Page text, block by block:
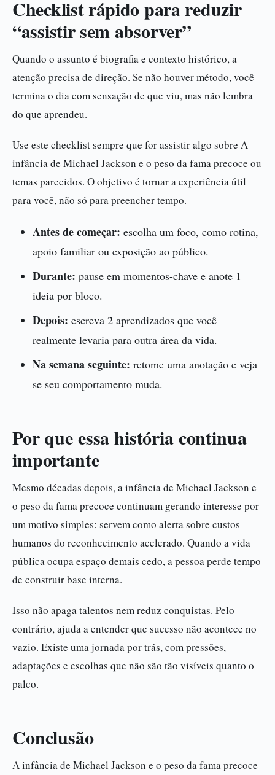
Checklist rápido para reduzir
“assistir sem absorver”
Quando o assunto é biografia e contexto histórico, a
atenção precisa de direção. Se não houver método, você
termina o dia com sensação de que viu, mas não lembra
do que aprendeu.
Use este checklist sempre que for assistir algo sobre A
infância de Michael Jackson e o peso da fama precoce ou
temas parecidos. O objetivo é tornar a experiência útil
para você, não só para preencher tempo.
Antes de começar: escolha um foco, como rotina,
apoio familiar ou exposição ao público.
Durante: pause em momentos-chave e anote 1
ideia por bloco.
Depois: escreva 2 aprendizados que você
realmente levaria para outra área da vida.
Na semana seguinte: retome uma anotação e veja
se seu comportamento muda.
Por que essa história continua
importante
Mesmo décadas depois, a infância de Michael Jackson e
o peso da fama precoce continuam gerando interesse por
um motivo simples: servem como alerta sobre custos
humanos do reconhecimento acelerado. Quando a vida
pública ocupa espaço demais cedo, a pessoa perde tempo
de construir base interna.
Isso não apaga talentos nem reduz conquistas. Pelo
contrário, ajuda a entender que sucesso não acontece no
vazio. Existe uma jornada por trás, com pressões,
adaptações e escolhas que não são tão visíveis quanto o
palco.
Conclusão
A infância de Michael Jackson e o peso da fama precoce